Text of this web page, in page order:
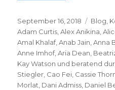
Veröffentlicht
am
September 16, 2018 Blog,
Adam Curtis,Alex Anikina,
Amal Khalaf,Anab Jain,Anna
Anne Imhof,Aria Dean,
Kay Watson und beratend
Stiegler, Cao Fei, Cassie
Morlat, Dani Admiss, Daniel